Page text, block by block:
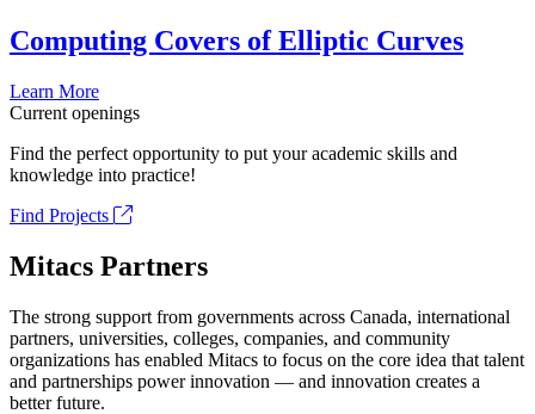
Computing Covers of Elliptic Curves
Learn More
Current openings
Find the perfect opportunity to put your academic skills and
knowledge into practice!
Find Projects
Mitacs Partners
The strong support from governments across Canada, international
partners, universities, colleges, companies, and community
organizations has enabled Mitacs to focus on the core idea that talent
and partnerships power innovation — and innovation creates a
better future.